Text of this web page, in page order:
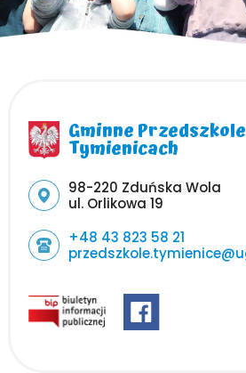
Gminne
Tymienicach
Adres pocztowy:
98-220 Zduńska Wola
ul. Orlikowa 19
+48 43 823 58 21